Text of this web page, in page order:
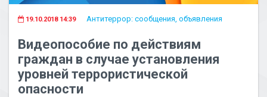
19.10.2018 14:39 Антитеррор: сообщения, объявления
Видеопособие по действиям
граждан в случае установления
уровней террористической
опасности